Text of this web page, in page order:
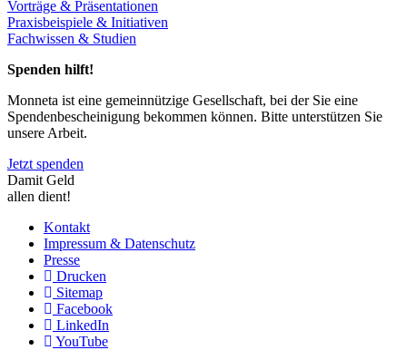
Vorträge & Präsentationen
Praxisbeispiele & Initiativen
Fachwissen & Studien
Spenden hilft!
Monneta ist eine gemeinnützige Gesellschaft, bei der Sie eine
Spendenbescheinigung bekommen können. Bitte unterstützen Sie
unsere Arbeit.
Jetzt spenden
Damit Geld
allen dient!
Kontakt
Impressum & Datenschutz
Presse
Drucken
Sitemap
Facebook
LinkedIn
YouTube